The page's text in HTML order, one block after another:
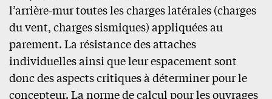
l’arrière-mur toutes les charges latérales (charges
du vent, charges sismiques) appliquées au
parement. La résistance des attaches
individuelles ainsi que leur espacement sont
donc des aspects critiques à déterminer pour le
concepteur. La norme de calcul pour les ouvrages